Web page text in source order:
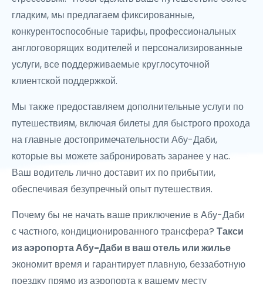
гладким, мы предлагаем фиксированные,
конкурентоспособные тарифы, профессиональных
англоговорящих водителей и персонализированные
услуги, все поддерживаемые круглосуточной
клиентской поддержкой.
Мы также предоставляем дополнительные услуги по
путешествиям, включая билеты для быстрого прохода
на главные достопримечательности Абу-Даби,
которые вы можете забронировать заранее у нас.
Ваш водитель лично доставит их по прибытии,
обеспечивая безупречный опыт путешествия.
Почему бы не начать ваше приключение в Абу-Даби
с частного, кондиционированного трансфера? Такси
из аэропорта Абу-Даби в ваш отель или жилье
экономит время и гарантирует плавную, беззаботную
поездку прямо из аэропорта к вашему месту